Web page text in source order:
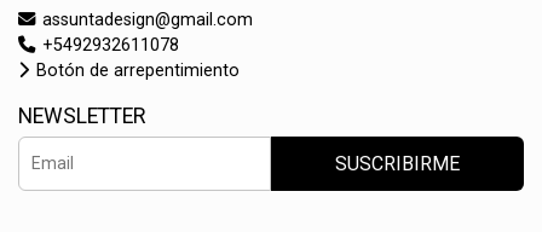
assuntadesign@gmail.com
+5492932611078
Botón de arrepentimiento
NEWSLETTER
SUSCRIBIRME